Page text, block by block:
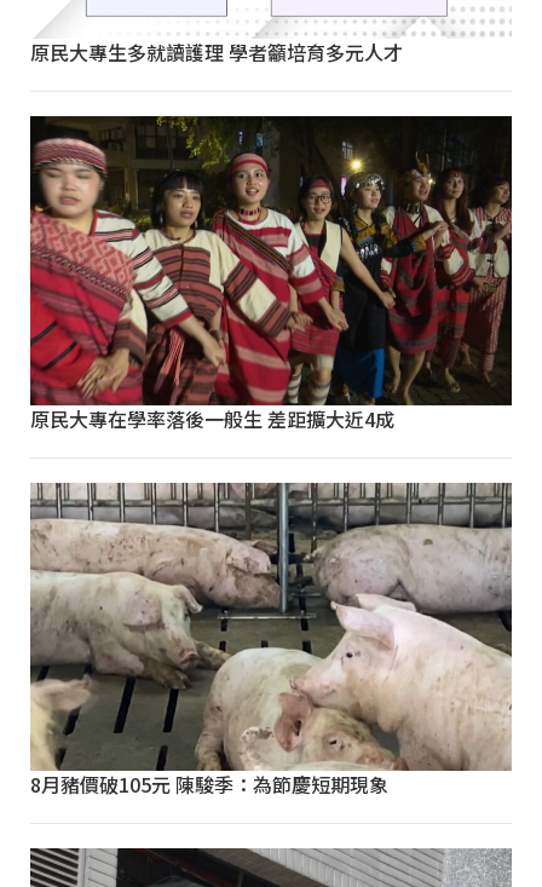
原民大專生多就讀護理 學者籲培育多元人才
原民大專在學率落後一般生 差距擴大近4成
8月豬價破105元 陳駿季：為節慶短期現象